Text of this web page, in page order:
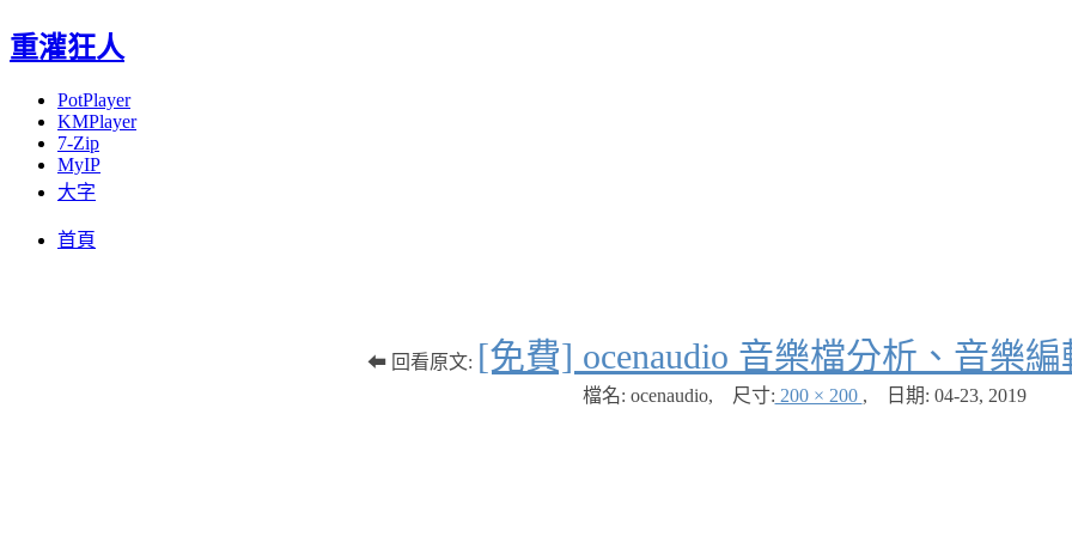
重灌狂人
PotPlayer
KMPlayer
7-Zip
MyIP
大字
首頁
⬅ 回看原文: [免費] ocenaudio 音樂檔分析、音樂
檔名: ocenaudio, 尺寸: 200 × 200 , 日期: 04-23, 2019